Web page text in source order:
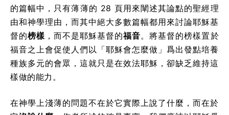
的篇幅中，只有薄薄的 28 頁用來闡述其論點的聖經理
由和神學理由，而其中絕大多數篇幅都用來討論耶穌基
督的榜樣 ，而不是耶穌基督的福音。將基督的榜樣置於
福音之上會促使人們以「耶穌會怎麼做」爲出發點培養
種族多元的會眾，這就只是在效法耶穌，卻缺乏維持這
樣做的能力。
在神學上淺薄的問題不在於它實際上說了什麼，而在於